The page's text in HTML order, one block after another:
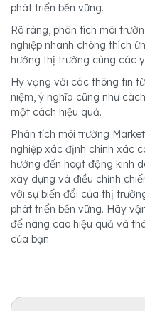
phát triển bền vững.
Rõ ràng, phân tích môi
nghiệp nhanh chóng thích
hướng thị trường cùng các
Hy vọng với các thông tin
niệm, ý nghĩa cũng như
một cách hiệu quả.
Phân tích môi trường
nghiệp xác định chính xác
hưởng đến hoạt động kinh
xây dựng và điều chỉnh
với sự biến đổi của thị
phát triển bền vững. Hãy
để nâng cao hiệu quả và
của bạn.